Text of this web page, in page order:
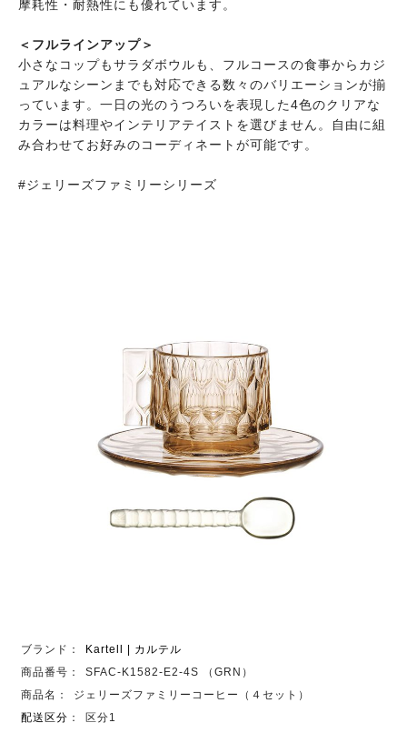
摩耗性・耐熱性にも優れています。
＜フルラインアップ＞
小さなコップもサラダボウルも、フルコースの食事からカジ
ュアルなシーンまでも対応できる数々のバリエーションが揃
っています。一日の光のうつろいを表現した4色のクリアな
カラーは料理やインテリアテイストを選びません。自由に組
み合わせてお好みのコーディネートが可能です。
#ジェリーズファミリーシリーズ
ブランド：
Kartell | カルテル
商品番号：
SFAC-K1582-E2-4S （GRN）
商品名：
ジェリーズファミリーコーヒー（４セット）
配送区分 ：
区分1